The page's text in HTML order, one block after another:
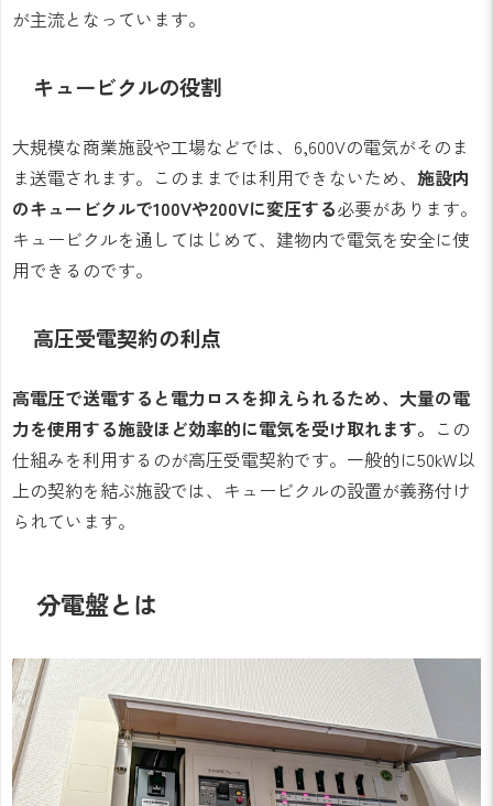
が主流となっています。
キュービクルの役割
大規模な商業施設や工場などでは、6,600Vの電気がそのま
ま送電されます。このままでは利用できないため、 施設内
のキュービクルで100Vや200Vに変圧する必要があります。
キュービクルを通してはじめて、建物内で電気を安全に使
用できるのです。
高圧受電契約の利点
高電圧で送電すると電力ロスを抑えられるため、大量の電
力を使用する施設ほど効率的に電気を受け取れます。 この
仕組みを利用するのが高圧受電契約です。一般的に50kW以
上の契約を結ぶ施設では、キュービクルの設置が義務付け
られています。
分電盤とは